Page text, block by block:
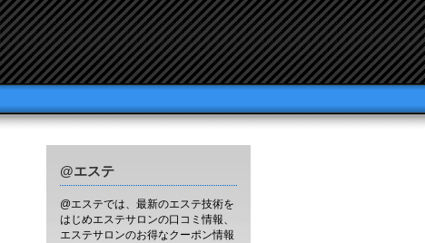
@エステ
@エステでは、最新のエステ技術を
はじめエステサロンの口コミ情報、
エステサロンのお得なクーポン情報